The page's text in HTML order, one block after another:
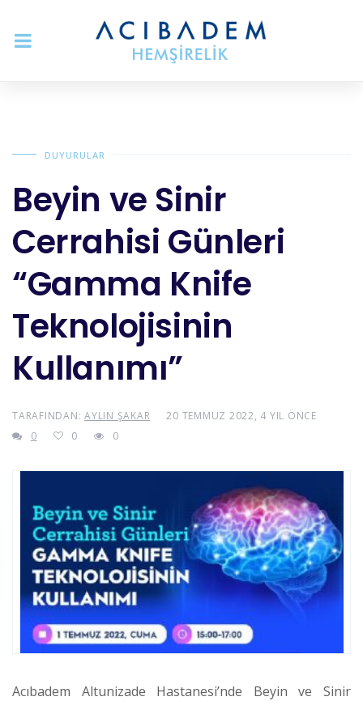
DUYURULAR
Beyin ve Sinir
Cerrahisi Günleri
“Gamma Knife
Teknolojisinin
Kullanımı”
TARAFINDAN: AYLIN ŞAKAR
20 TEMMUZ 2022, 4 YIL ÖNCE
0
0 0
Acıbadem Altunizade Hastanesi’nde Beyin ve Sinir